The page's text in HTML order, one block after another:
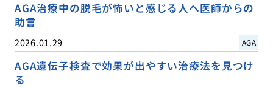
AGA治療中の脱毛が怖いと感じる人へ医師からの
助言
2026.01.29 AGA
AGA遺伝子検査で効果が出やすい治療法を見つけ
る